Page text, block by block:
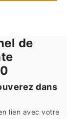
de
dans
lien avec votre